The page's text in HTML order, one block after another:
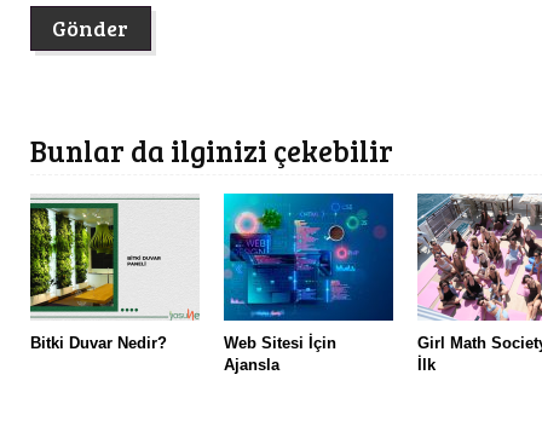
Bunlar da ilginizi çekebilir
Bitki Duvar Nedir?
Web Sitesi İçin
Ajansla
Girl Math
İlk